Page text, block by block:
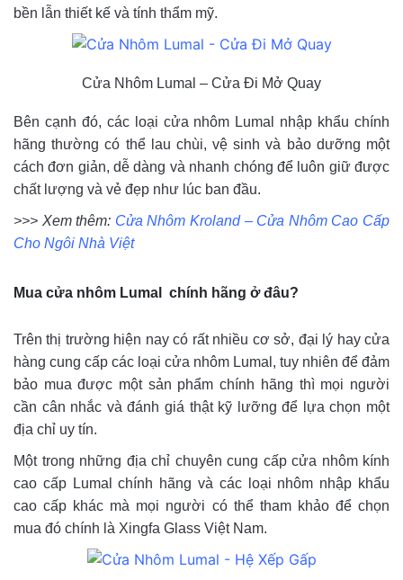
bền lẫn thiết kế và tính thẩm mỹ.
Cửa Nhôm Lumal – Cửa Đi Mở Quay
Bên cạnh đó, các loại cửa nhôm Lumal nhập khẩu chính
hãng thường có thể lau chùi, vệ sinh và bảo dưỡng một
cách đơn giản, dễ dàng và nhanh chóng để luôn giữ được
chất lượng và vẻ đẹp như lúc ban đầu.
>>> Xem thêm: Cửa Nhôm Kroland – Cửa Nhôm Cao Cấp
Cho Ngôi Nhà Việt
Mua cửa nhôm Lumal chính hãng ở đâu?
Trên thị trường hiện nay có rất nhiều cơ sở, đại lý hay cửa
hàng cung cấp các loại cửa nhôm Lumal, tuy nhiên để đảm
bảo mua được một sản phẩm chính hãng thì mọi người
cần cân nhắc và đánh giá thật kỹ lưỡng để lựa chọn một
địa chỉ uy tín.
Một trong những địa chỉ chuyên cung cấp cửa nhôm kính
cao cấp Lumal chính hãng và các loại nhôm nhập khẩu
cao cấp khác mà mọi người có thể tham khảo để chọn
mua đó chính là Xingfa Glass Việt Nam.